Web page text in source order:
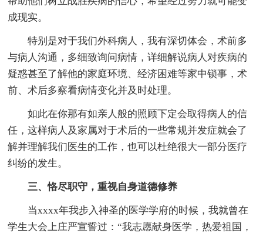
成现实。
特别是对于我们外科病人，我有深切体会，术前多
与病人沟通，多细致询问病情，详细解说病人对疾病的
疑惑甚至了解他的家庭环境、经济困难等家中锁事，术
前、术后多察看病情变化并及时处理。
如此在你那有如亲人般的照顾下定会取得病人的信
任，这样病人及家属对于术后的一些常规并发症就会了
解并理解我们医生的工作，也可以杜绝很大一部分医疗
纠纷的发生。
三、恪尽职守，重视自身道德修养
当xxxx年我步入神圣的医学学府的时候，我就曾在
学生大会上庄严宣誓过：“我志愿献身医学，热爱祖国，